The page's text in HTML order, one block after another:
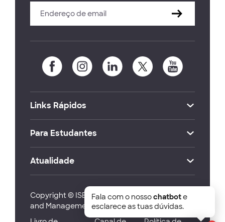
Links Rápidos
Para Estudantes
Atualidade
Copyright © ISEG Lisbon School of Economics
and Management 2026
Fala com o nossochatbote
esclarece as tuas dúvidas.